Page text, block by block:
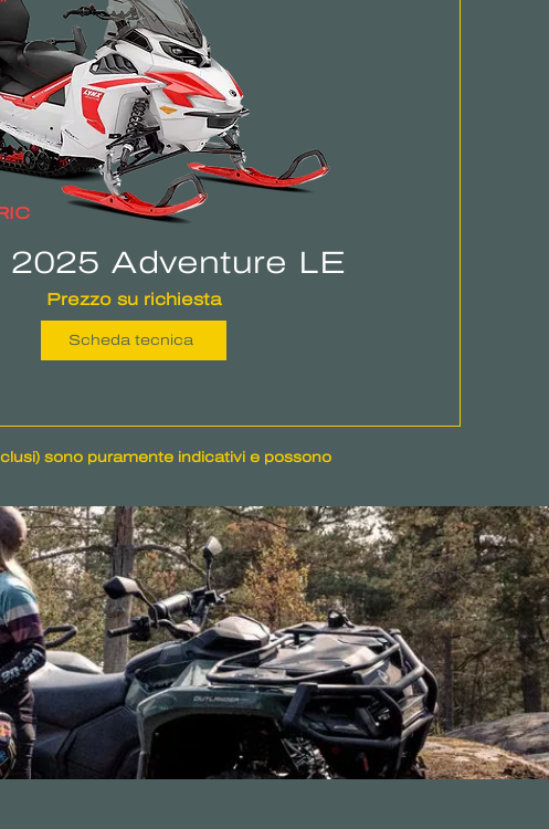
2025 Adventure LE
Prezzo su richiesta
Scheda tecnica
sono puramente indicativi e possono